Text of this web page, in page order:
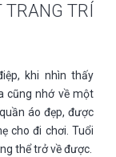
TRANG TRÍ
khi nhìn thấy
cũng nhớ về một
áo đẹp, được
cho đi chơi. Tuổi
thể trở về được.